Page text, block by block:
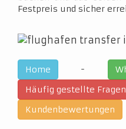
Festpreis und sicher
Home -
Häufig gestellte Fragen
Kundenbewertungen